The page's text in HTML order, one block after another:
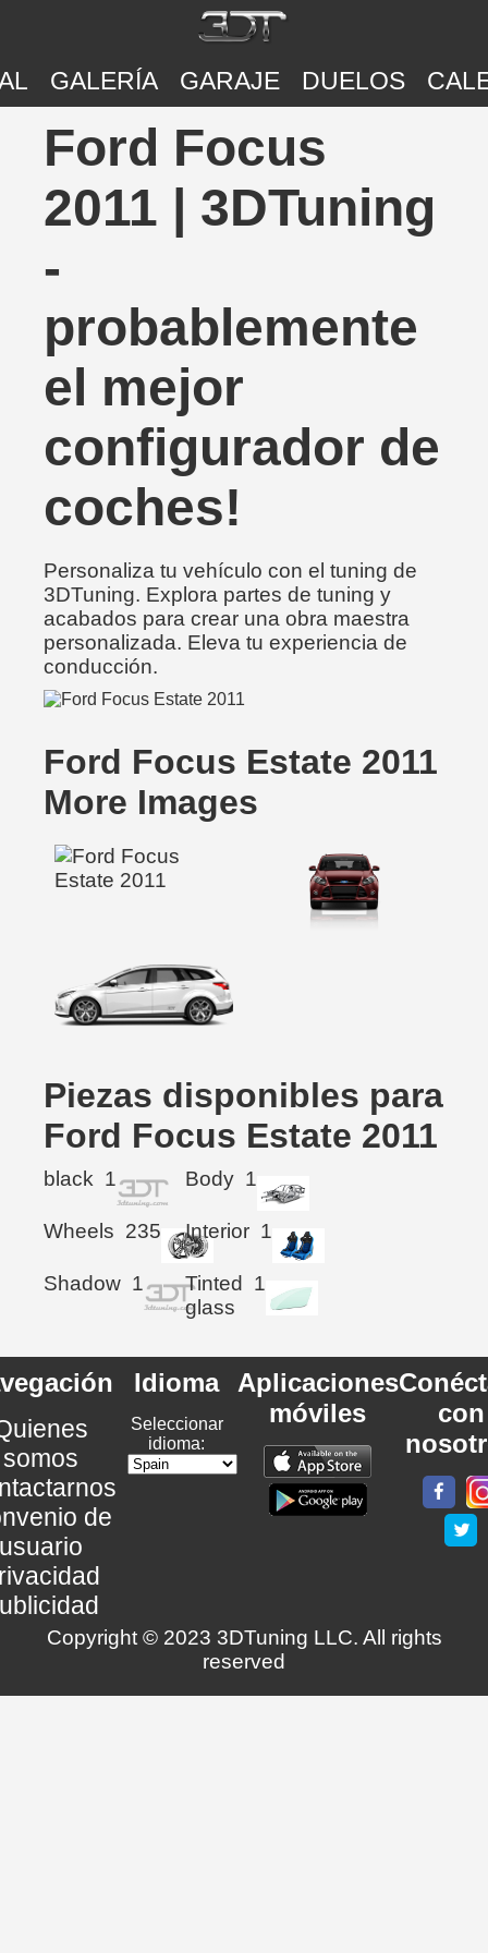
GALERÍA GARAJE DUELOS
Ford Focus
2011 | 3DTuning
-
probablemente
el mejor
configurador de
coches!
Personaliza tu vehículo con el tuning de
3DTuning. Explora partes de tuning y
acabados para crear una obra maestra
personalizada. Eleva tu experiencia de
conducción.
Ford Focus Estate 2011
More Images
Piezas disponibles para
Ford Focus Estate 2011
black 1 Body 1
Wheels 235 Interior 1
Shadow 1
Tinted
glass
1
somos
de
Idioma
Seleccionar
idioma:
Aplicaciones
móviles
con
Copyright © 2023 3DTuning LLC. All rights
reserved